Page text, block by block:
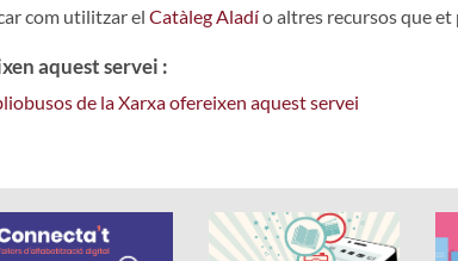
com utilitzar el Catàleg Aladío altres recursos que
aquest servei :
de la Xarxa ofereixen aquest servei